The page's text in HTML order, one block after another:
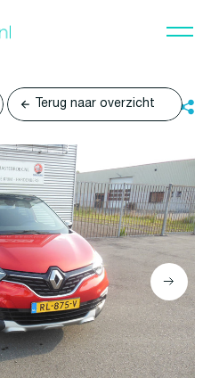
Terug naar overzicht